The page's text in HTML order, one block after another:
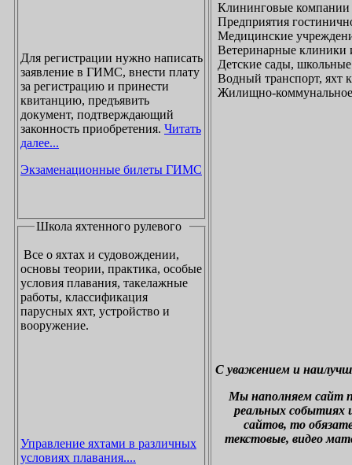
Для регистрации нужно написать
заявление в ГИМС, внести плату
за регистрацию и принести
квитанцию, предъявить
документ, подтверждающий
законность приобретения. Читать
далее...
Экзаменационные билеты ГИМС
Школа яхтенного рулевого
Все о яхтах и судовождении,
основы теории, практика, особые
условия плавания, такелажные
работы, классификация
парусных яхт, устройство и
вооружение.
Управление яхтами в различных
условиях плавания....
Клининговые компании
Предприятия
Медицинские
Ветеринарные клиники
Детские сады,
Водный транспорт,
Жилищно-коммунальное
С уважением и
Мы наполняем сайт
реальных событиях
сайтов, то
текстовые, видео